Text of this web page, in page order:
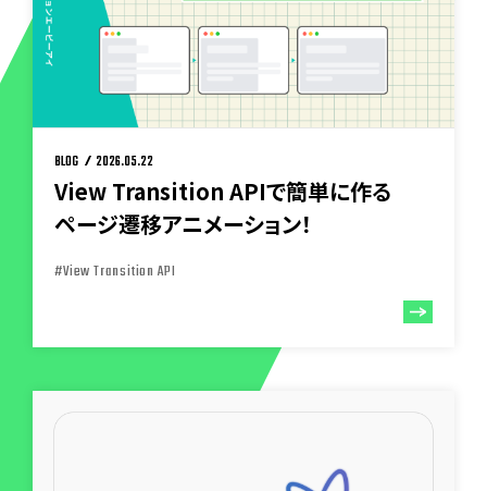
BLOG 2026.05.22
View Transition APIで簡単に作る
ページ遷移アニメーション！
#View Transition API